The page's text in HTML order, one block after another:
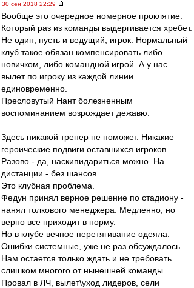
30 сен 2018 22:29
Вообще это очередное номерное проклятие.
Который раз из команды выдергивается хребет.
Не один, пусть и ведущий, игрок. Нормальный
клуб такое обязан компенсировать либо
новичком, либо командной игрой. А у нас
вылет по игроку из каждой линии
единовременно.
Пресловутый Нант болезненным
воспоминанием возрождает дежавю.
Здесь никакой тренер не поможет. Никакие
героические подвиги оставшихся игроков.
Разово - да, наскипидариться можно. На
дистанции - без шансов.
Это клубная проблема.
Федун принял верное решение по стадиону -
нанял толкового менеджера. Медленно, но
верно все приходит в норму.
Но в клубе вечное перетягивание одеяла.
Ошибки системные, уже не раз обсуждалось.
Нам остается только ждать и не требовать
слишком многого от нынешней команды.
Провал в ЛЧ, вылет\уход лидеров, сели